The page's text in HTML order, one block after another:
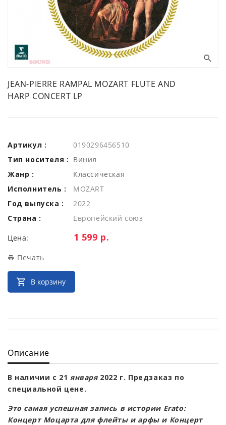
JEAN-PIERRE RAMPAL MOZART FLUTE AND
HARP CONCERT LP
Артикул :
0190296456510
Тип носителя : Винил
Жанр :
Классическая
Исполнитель :
MOZART
Год выпуска :
2022
Страна :
Европейский союз
Цена: Цена:
1 599 р.
Печать
В корзину
Описание
В наличии с 21 января 2022 г. Предзаказ по
специальной цене.
Это самая успешная запись в истории Erato:
Концерт Моцарта для флейты и арфы и Концерт